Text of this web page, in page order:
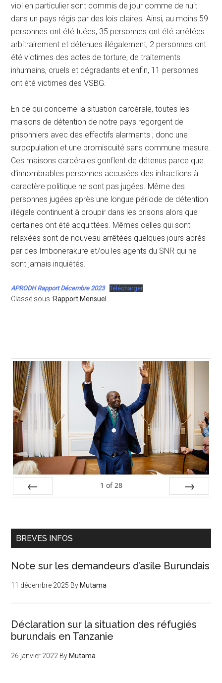
viol en particulier sont commis de jour comme de nuit
dans un pays régis par des lois claires. Ainsi, au moins 59
personnes ont été tuées, 35 personnes ont été arrêtées
arbitrairement et détenues illégalement, 2 personnes ont
été victimes des actes de torture, de traitements
inhumains, cruels et dégradants et enfin, 11 personnes
ont été victimes des VSBG.
En ce qui concerne la situation carcérale, toutes les
maisons de détention de notre pays regorgent de
prisonniers avec des effectifs alarmants ; donc une
surpopulation et une promiscuité sans commune mesure.
Ces maisons carcérales gonflent de détenus parce que
d’innombrables personnes accusées des infractions à
caractère politique ne sont pas jugées. Même des
personnes jugées après une longue période de détention
illégale continuent à croupir dans les prisons alors que
certaines ont été acquittées. Mêmes celles qui sont
relaxées sont de nouveau arrêtées quelques jours après
par des Imbonerakure et/ou les agents du SNR qui ne
sont jamais inquiétés.
APRODH Rapport Décembre 2023 Télécharger
Classé sous :Rapport Mensuel
Barre
latérale
principale
1 of 28
BREVES INFOS
Note sur les demandeurs d’asile Burundais
11 décembre 2025 By Mutama
Déclaration sur la situation des réfugiés
burundais en Tanzanie
26 janvier 2022 By Mutama